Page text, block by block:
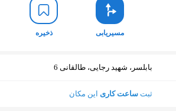
مسیریابی ذخیره
بابلسر، شهید رجایی، طالقانی 6
ثبت ساعت کاری این مکان